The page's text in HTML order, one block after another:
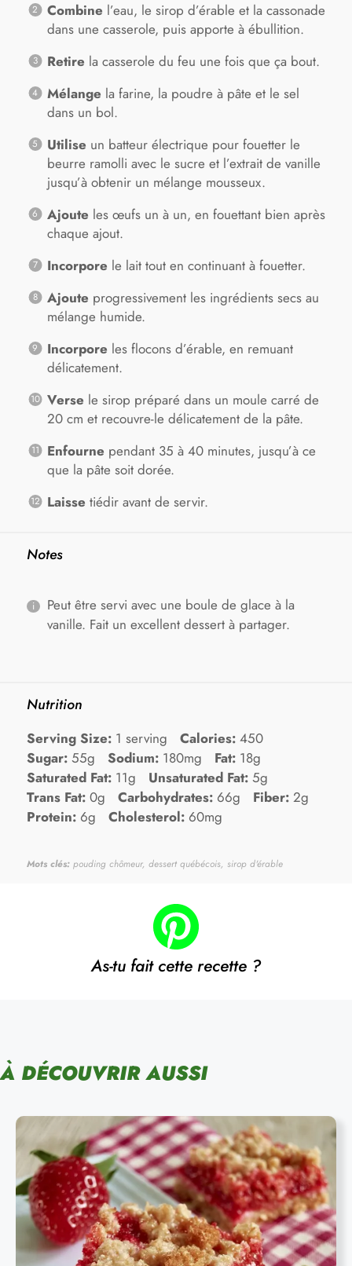
Combine l’eau, le sirop d’érable et la cassonade
dans une casserole, puis apporte à ébullition.
Retire la casserole du feu une fois que ça bout.
Mélange la farine, la poudre à pâte et le sel
dans un bol.
Utilise un batteur électrique pour fouetter le
beurre ramolli avec le sucre et l’extrait de vanille
jusqu’à obtenir un mélange mousseux.
Ajoute les œufs un à un, en fouettant bien après
chaque ajout.
Incorpore le lait tout en continuant à fouetter.
Ajoute progressivement les ingrédients secs au
mélange humide.
Incorpore les flocons d’érable, en remuant
délicatement.
Verse le sirop préparé dans un moule carré de
20 cm et recouvre-le délicatement de la pâte.
Enfourne pendant 35 à 40 minutes, jusqu’à ce
que la pâte soit dorée.
Laisse tiédir avant de servir.
Notes
Peut être servi avec une boule de glace à la
vanille. Fait un excellent dessert à partager.
Nutrition
Serving Size: 1 serving Calories: 450
Sugar: 55g Sodium: 180mg Fat: 18g
Saturated Fat: 11g Unsaturated Fat: 5g
Trans Fat: 0g Carbohydrates: 66g Fiber: 2g
Protein: 6g Cholesterol: 60mg
Mots clés: pouding chômeur, dessert québécois, sirop d'érable
As-tu fait cette recette ?
À DÉCOUVRIR AUSSI